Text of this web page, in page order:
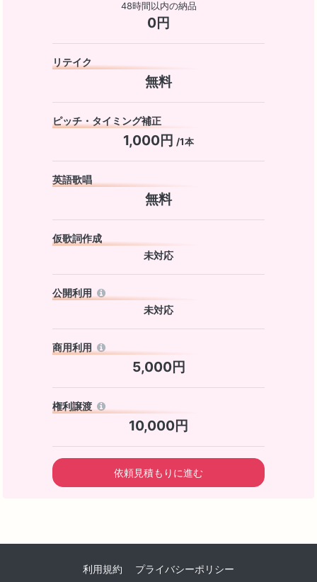
48時間以内の納品
0円
リテイク
無料
ピッチ・タイミング補正
1,000円 /1本
英語歌唱
無料
仮歌詞作成
未対応
公開利用
未対応
商用利用
5,000円
権利譲渡
10,000円
依頼見積もりに進む
利用規約 プライバシーポリシー